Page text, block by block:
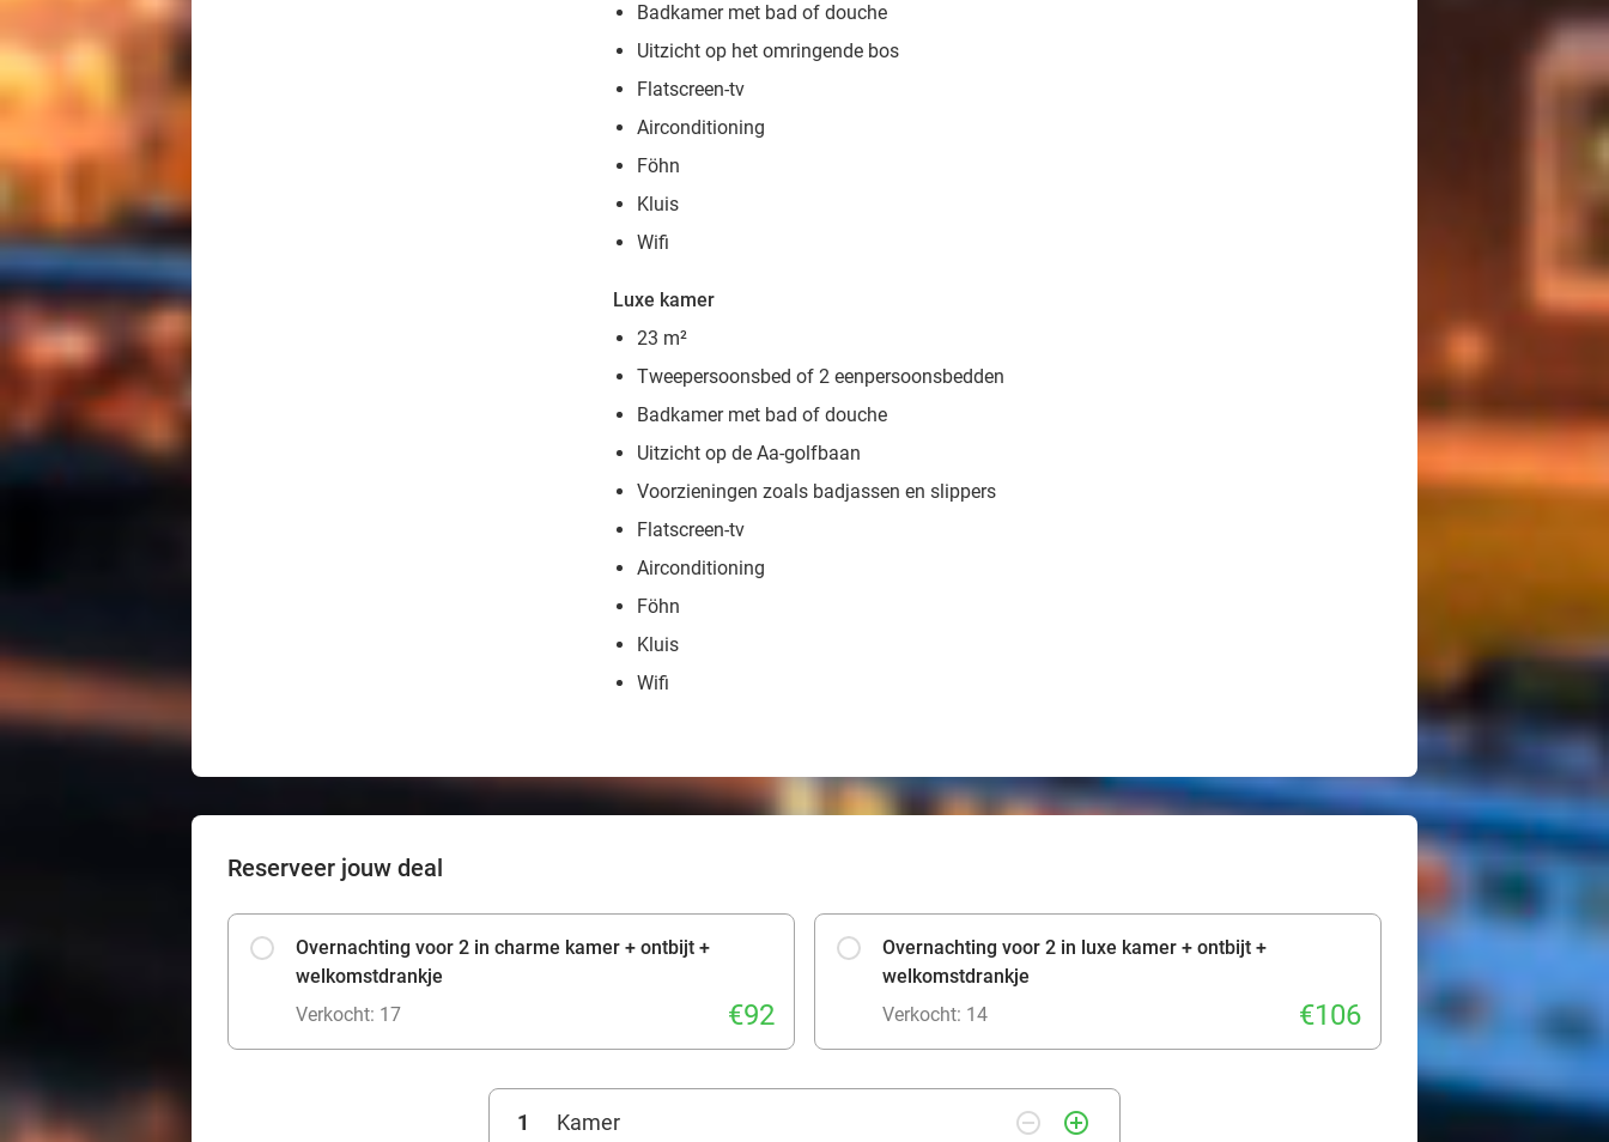
Badkamer met bad of douche
Uitzicht op het omringende bos
Flatscreen-tv
Airconditioning
Föhn
Kluis
Wifi
Luxe kamer
23 m²
Tweepersoonsbed of 2 eenpersoonsbedden
Badkamer met bad of douche
Uitzicht op de Aa-golfbaan
Voorzieningen zoals badjassen en slippers
Flatscreen-tv
Airconditioning
Föhn
Kluis
Wifi
Reserveer jouw deal
Overnachting voor 2 in charme kamer + ontbijt +
welkomstdrankje
Verkocht: 17
€92
Overnachting voor 2 in luxe kamer + ontbijt +
welkomstdrankje
Verkocht: 14
€106
1 Kamer remove_circle_outline add_circle_outline